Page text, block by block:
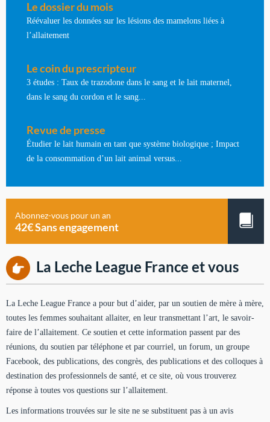
Le dossier du mois
Réévaluer les données sur les lésions des mamelons liées à
l’allaitement
Le coin du prescripteur
3 études : Taux de trazodone dans le sang et le lait maternel,
dans le sang du cordon et le sang...
Revue de presse
Étudier le lait humain en tant que système biologique ; Impact
de la consommation d’un lait animal versus...
Abonnez-vous pour un an
42€ Sans engagement
La Leche League France et vous
La Leche League France a pour but d’aider, par un soutien de mère à mère,
toutes les femmes souhaitant allaiter, en leur transmettant l’art, le savoir-
faire de l’allaitement. Ce soutien et cette information passent par des
réunions, du soutien par téléphone et par courriel, un forum, un groupe
Facebook, des publications, des congrès, des publications et des colloques à
destination des professionnels de santé, et ce site, où vous trouverez
réponse à toutes vos questions sur l’allaitement.
Les informations trouvées sur le site ne se substituent pas à un avis